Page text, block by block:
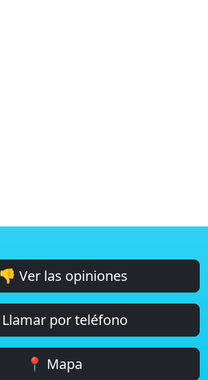
Ver las opiniones
por teléfono
📍 Mapa